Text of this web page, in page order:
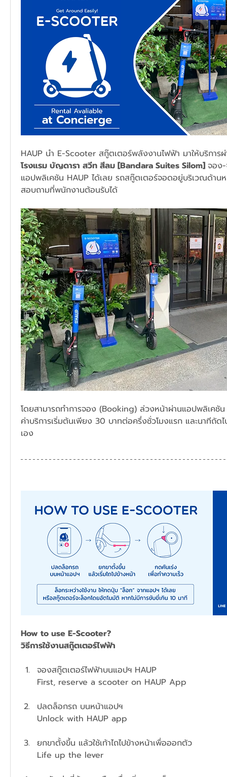
HAUP นำ E-Scooter สกู๊ตเตอร์พลังงานไฟฟ้า
โรงแรม บัญดารา สวีท สีลม [Bandara Suites Silom] จอง
แอปพลิเคชัน HAUP ได้เลย รถสกู๊ตเตอร์จอดอยู่บริเวณด้านห
สอบถามที่พนักงานต้อนรับได้
โดยสามารถทำการจอง (Booking) ล่วงหน้าผ่านแอปพลิเคชัน
ค่าบริการเริ่มต้นเพียง 30 บาทต่อครึ่งชั่วโมงแรก และนาทีถัดไ
เอง
How to use E-Scooter?
วิธีการใช้งานสกู๊ตเตอร์ไฟฟ้า
จองสกู๊ตเตอร์ไฟฟ้าบนแอปฯ HAUP
First, reserve a scooter on HAUP App
ปลดล็อกรถ บนหน้าแอปฯ
Unlock with HAUP app
ยกขาตั้งขึ้น แล้วใช้เท้าไถไปข้างหน้าเพื่อออกตัว
Life up the lever